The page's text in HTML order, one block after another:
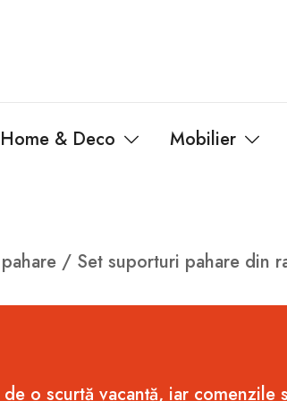
Home & Deco Mobilier
/ Set suporturi pahare din
o scurtă vacanță, iar